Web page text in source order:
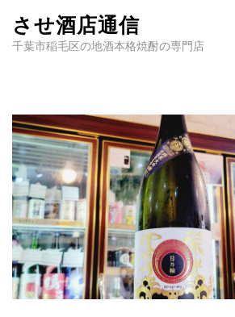
させ酒店通信
千葉市稲毛区の地酒本格焼酎の専門店